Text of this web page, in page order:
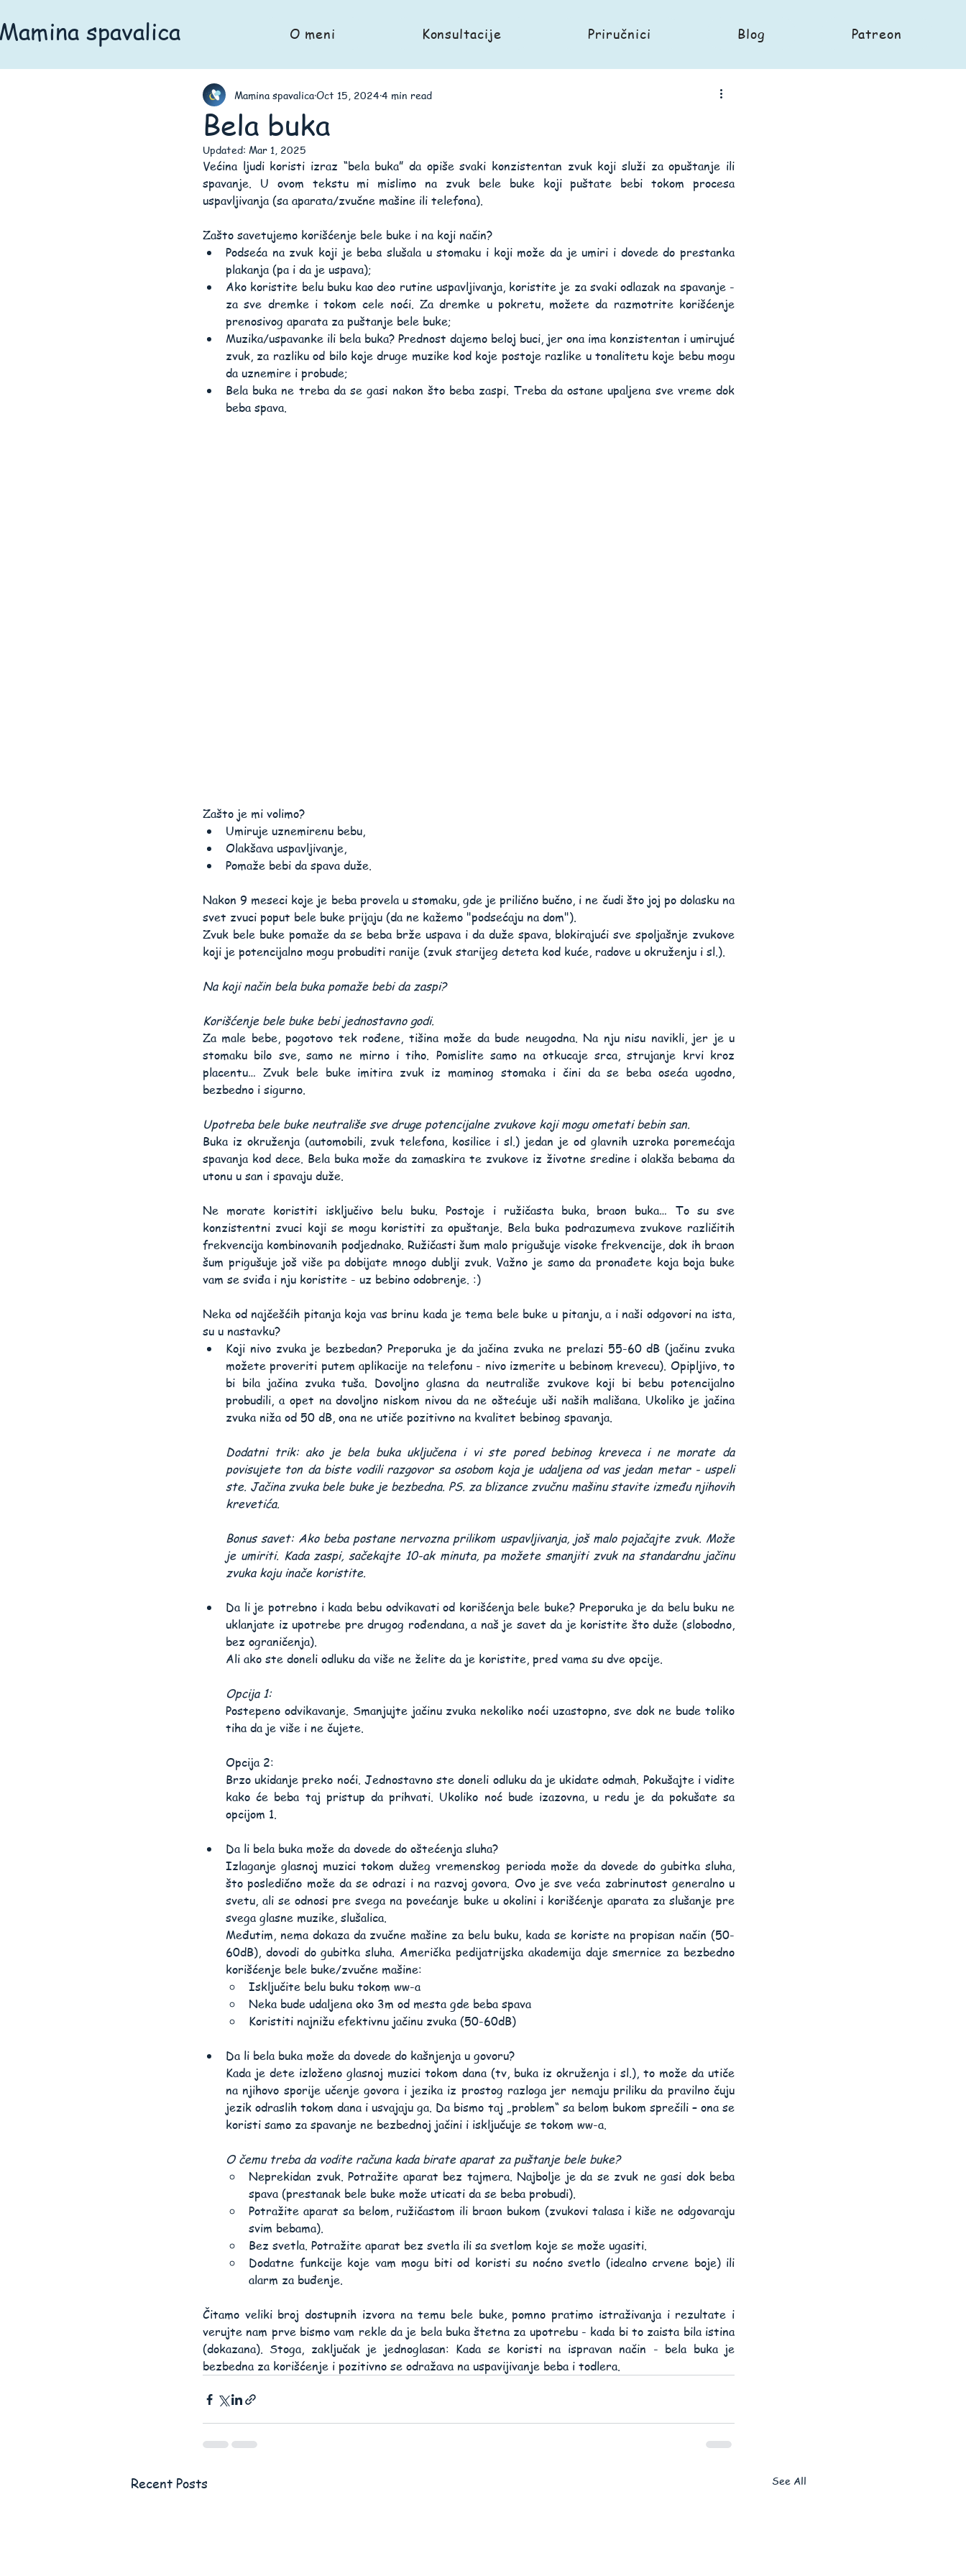
spavalica O meni Konsultacije Priručnici Blog Patreon
Bela buka
Mamina spavalicaOct 15, 2024 4 min read
Updated: Mar 1, 2025
Većina ljudi koristi izraz “bela buka” da opiše svaki konzistentan zvuk koji služi za opuštanje ili
spavanje. U ovom tekstu mi mislimo na zvuk bele buke koji puštate bebi tokom procesa
uspavljivanja (sa aparata/zvučne mašine ili telefona).
Zašto savetujemo korišćenje bele buke i na koji način?
Podseća na zvuk koji je beba slušala u stomaku i koji može da je umiri i dovede do prestanka
plakanja (pa i da je uspava);
Ako koristite belu buku kao deo rutine uspavljivanja, koristite je za svaki odlazak na spavanje -
za sve dremke i tokom cele noći. Za dremke u pokretu, možete da razmotrite korišćenje
prenosivog aparata za puštanje bele buke;
Muzika/uspavanke ili bela buka? Prednost dajemo beloj buci, jer ona ima konzistentan i umirujuć
zvuk, za razliku od bilo koje druge muzike kod koje postoje razlike u tonalitetu koje bebu mogu
da uznemire i probude;
Bela buka ne treba da se gasi nakon što beba zaspi. Treba da ostane upaljena sve vreme dok
beba spava.
Zašto je mi volimo?
Umiruje uznemirenu bebu,
Olakšava uspavljivanje,
Pomaže bebi da spava duže.
Nakon 9 meseci koje je beba provela u stomaku, gde je prilično bučno, i ne čudi što joj po dolasku na
svet zvuci poput bele buke prijaju (da ne kažemo "podsećaju na dom").
Zvuk bele buke pomaže da se beba brže uspava i da duže spava, blokirajući sve spoljašnje zvukove
koji je potencijalno mogu probuditi ranije (zvuk starijeg deteta kod kuće, radove u okruženju i sl.).
Na koji način bela buka pomaže bebi da zaspi?
Korišćenje bele buke bebi jednostavno godi.
Za male bebe, pogotovo tek rođene, tišina može da bude neugodna. Na nju nisu navikli, jer je u
stomaku bilo sve, samo ne mirno i tiho. Pomislite samo na otkucaje srca, strujanje krvi kroz
placentu… Zvuk bele buke imitira zvuk iz maminog stomaka i čini da se beba oseća ugodno,
bezbedno i sigurno.
Upotreba bele buke neutrališe sve druge potencijalne zvukove koji mogu ometati bebin san.
Buka iz okruženja (automobili, zvuk telefona, kosilice i sl.) jedan je od glavnih uzroka poremećaja
spavanja kod dece. Bela buka može da zamaskira te zvukove iz životne sredine i olakša bebama da
utonu u san i spavaju duže.
Ne morate koristiti isključivo belu buku. Postoje i ružičasta buka, braon buka… To su sve
konzistentni zvuci koji se mogu koristiti za opuštanje. Bela buka podrazumeva zvukove različitih
frekvencija kombinovanih podjednako. Ružičasti šum malo prigušuje visoke frekvencije, dok ih braon
šum prigušuje još više pa dobijate mnogo dublji zvuk. Važno je samo da pronađete koja boja buke
vam se sviđa i nju koristite - uz bebino odobrenje. :)
Neka od najčešćih pitanja koja vas brinu kada je tema bele buke u pitanju, a i naši odgovori na ista,
su u nastavku?
Koji nivo zvuka je bezbedan? Preporuka je da jačina zvuka ne prelazi 55-60 dB (jačinu zvuka
možete proveriti putem aplikacije na telefonu - nivo izmerite u bebinom krevecu). Opipljivo, to
bi bila jačina zvuka tuša. Dovoljno glasna da neutrališe zvukove koji bi bebu potencijalno
probudili, a opet na dovoljno niskom nivou da ne oštećuje uši naših mališana. Ukoliko je jačina
zvuka niža od 50 dB, ona ne utiče pozitivno na kvalitet bebinog spavanja.
Dodatni trik: ako je bela buka uključena i vi ste pored bebinog kreveca i ne morate da
povisujete ton da biste vodili razgovor sa osobom koja je udaljena od vas jedan metar - uspeli
ste. Jačina zvuka bele buke je bezbedna. PS. za blizance zvučnu mašinu stavite između njihovih
krevetića.
Bonus savet: Ako beba postane nervozna prilikom uspavljivanja, još malo pojačajte zvuk. Može
je umiriti. Kada zaspi, sačekajte 10-ak minuta, pa možete smanjiti zvuk na standardnu jačinu
zvuka koju inače koristite.
Da li je potrebno i kada bebu odvikavati od korišćenja bele buke? Preporuka je da belu buku ne
uklanjate iz upotrebe pre drugog rođendana, a naš je savet da je koristite što duže (slobodno,
bez ograničenja).
Ali ako ste doneli odluku da više ne želite da je koristite, pred vama su dve opcije.
Opcija 1:
Postepeno odvikavanje. Smanjujte jačinu zvuka nekoliko noći uzastopno, sve dok ne bude toliko
tiha da je više i ne čujete.
Opcija 2:
Brzo ukidanje preko noći. Jednostavno ste doneli odluku da je ukidate odmah. Pokušajte i vidite
kako će beba taj pristup da prihvati. Ukoliko noć bude izazovna, u redu je da pokušate sa
opcijom 1.
Da li bela buka može da dovede do oštećenja sluha?
Izlaganje glasnoj muzici tokom dužeg vremenskog perioda može da dovede do gubitka sluha,
što posledično može da se odrazi i na razvoj govora. Ovo je sve veća zabrinutost generalno u
svetu, ali se odnosi pre svega na povećanje buke u okolini i korišćenje aparata za slušanje pre
svega glasne muzike, slušalica.
Međutim, nema dokaza da zvučne mašine za belu buku, kada se koriste na propisan način (50-
60dB), dovodi do gubitka sluha. Američka pedijatrijska akademija daje smernice za bezbedno
korišćenje bele buke/zvučne mašine:
Isključite belu buku tokom ww-a
Neka bude udaljena oko 3m od mesta gde beba spava
Koristiti najnižu efektivnu jačinu zvuka (50-60dB)
Da li bela buka može da dovede do kašnjenja u govoru?
Kada je dete izloženo glasnoj muzici tokom dana (tv, buka iz okruženja i sl.), to može da utiče
na njihovo sporije učenje govora i jezika iz prostog razloga jer nemaju priliku da pravilno čuju
jezik odraslih tokom dana i usvajaju ga. Da bismo taj „problem“ sa belom bukom sprečili – ona se
koristi samo za spavanje ne bezbednoj jačini i isključuje se tokom ww-a.
O čemu treba da vodite računa kada birate aparat za puštanje bele buke?
Neprekidan zvuk. Potražite aparat bez tajmera. Najbolje je da se zvuk ne gasi dok beba
spava (prestanak bele buke može uticati da se beba probudi).
Potražite aparat sa belom, ružičastom ili braon bukom (zvukovi talasa i kiše ne odgovaraju
svim bebama).
Bez svetla. Potražite aparat bez svetla ili sa svetlom koje se može ugasiti.
Dodatne funkcije koje vam mogu biti od koristi su noćno svetlo (idealno crvene boje) ili
alarm za buđenje.
Čitamo veliki broj dostupnih izvora na temu bele buke, pomno pratimo istraživanja i rezultate i
verujte nam prve bismo vam rekle da je bela buka štetna za upotrebu - kada bi to zaista bila istina
(dokazana). Stoga, zaključak je jednoglasan: Kada se koristi na ispravan način - bela buka je
bezbedna za korišćenje i pozitivno se odražava na uspavijivanje beba i todlera.
Recent Posts See All